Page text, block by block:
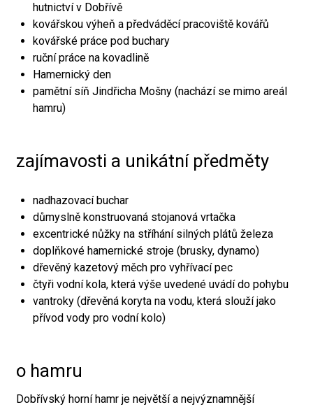
hutnictví v Dobřívě
kovářskou výheň a předváděcí pracoviště kovářů
kovářské práce pod buchary
ruční práce na kovadlině
Hamernický den
pamětní síň Jindřicha Mošny (nachází se mimo areál
hamru)
zajímavosti a unikátní předměty
nadhazovací buchar
důmyslně konstruovaná stojanová vrtačka
excentrické nůžky na stříhání silných plátů železa
doplňkové hamernické stroje (brusky, dynamo)
dřevěný kazetový měch pro vyhřívací pec
čtyři vodní kola, která výše uvedené uvádí do pohybu
vantroky (dřevěná koryta na vodu, která slouží jako
přívod vody pro vodní kolo)
o hamru
Dobřívský horní hamr je největší a nejvýznamnější